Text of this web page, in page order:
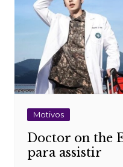
Motivos
Doctor on the
para assistir